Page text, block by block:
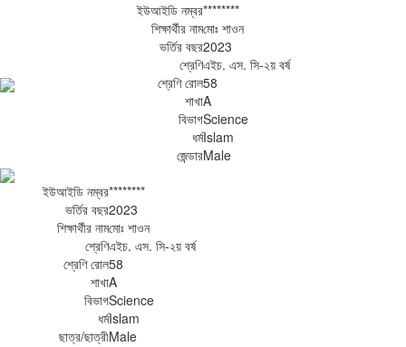
ইউআইডি নম্বর********
শিক্ষার্থীর নামমোঃ শাওন
ভর্তির বছর2023
শ্রেণিএইচ. এস. সি-২য় বর্ষ
শ্রেণি রোল58
শাখাA
বিভাগScience
ধর্মIslam
জেন্ডারMale
ইউআইডি নম্বর********
ভর্তির বছর2023
শিক্ষার্থীর নামমোঃ শাওন
শ্রেণিএইচ. এস. সি-২য় বর্ষ
শ্রেণি রোল58
শাখাA
বিভাগScience
ধর্মIslam
ছাত্র/ছাত্রীMale